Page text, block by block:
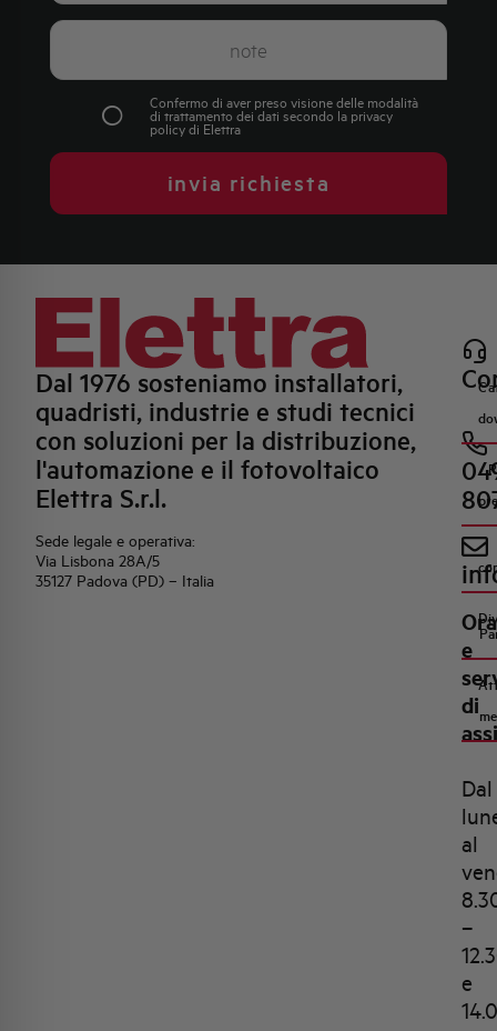
Confermo di aver preso visione delle modalità
di trattamento dei dati secondo la privacy
policydi Elettra
invia richiesta
Dal 1976 sosteniamo installatori,
quadristi, industrie e studi tecnici
con soluzioni per la distribuzione,
l'automazione e il fotovoltaico
Elettra S.r.l.
Sede legale e operativa:
Via Lisbona 28A/5
35127 Padova (PD) – Italia
e
di
Dal
al
–
e